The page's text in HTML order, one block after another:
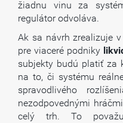
žiadnu vinu za
regulátor odvoláva.
Ak sa návrh zrealizuje
pre viaceré podniky
subjekty budú platiť za
na to, či systému
spravodlivého
nezodpovednými
celý trh. To